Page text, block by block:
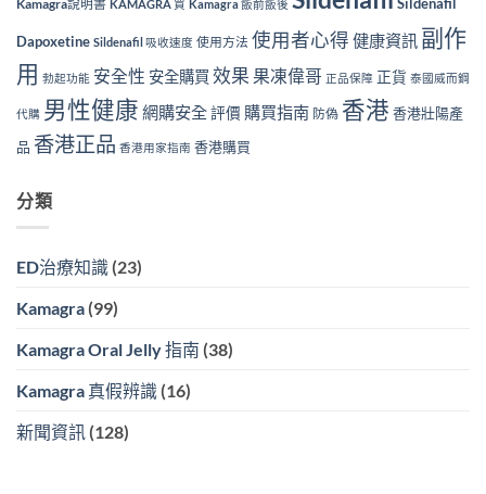
Kamagra說明書 KAMAGRA 買 Kamagra 飯前飯後
Dapoxetine Sildenafil 吸收速度 使用方法 使用者心得 健康資訊 副作
用 勃起功能 安全性 安全購買 效果 果凍偉哥 正品保障 正貨 泰國威而鋼
代購 男性健康 網購安全評價 購買指南 防偽 香港 香港壯陽產
品 香港正品 香港用家指南 香港購買
分類
ED治療知識 (23)
Kamagra (99)
Kamagra Oral Jelly 指南 (38)
Kamagra 真假辨識 (16)
新聞資訊 (128)